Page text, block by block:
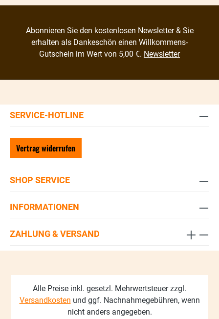
Abonnieren Sie den kostenlosen Newsletter & Sie
erhalten als Dankeschön einen Willkommens-
Gutschein im Wert von 5,00 €. Newsletter
SERVICE-HOTLINE
Vertrag widerrufen
SHOP SERVICE
INFORMATIONEN
ZAHLUNG & VERSAND
Alle Preise inkl. gesetzl. Mehrwertsteuer zzgl.
Versandkosten und ggf. Nachnahmegebühren, wenn
nicht anders angegeben.